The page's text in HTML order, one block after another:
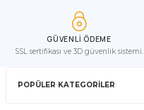
GÜVENLİ ÖDEME
SSL sertifikası ve 3D güvenlik sistemi.
POPÜLER KATEGORİLER